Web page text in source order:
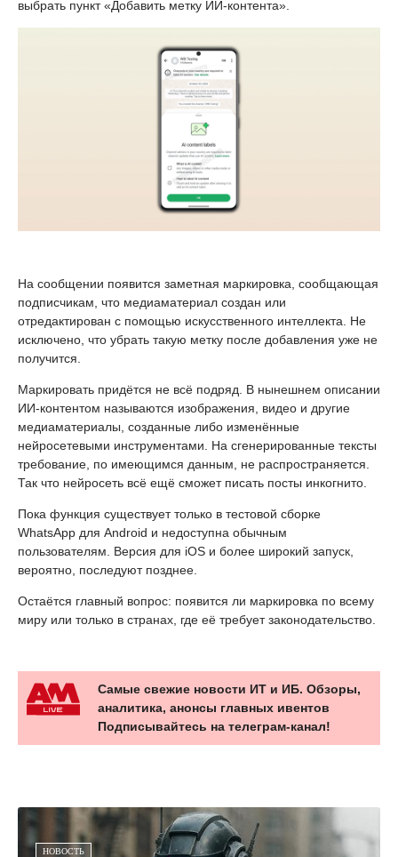
выбрать пункт «Добавить метку ИИ-контента».
На сообщении появится заметная маркировка, сообщающая
подписчикам, что медиаматериал создан или
отредактирован с помощью искусственного интеллекта. Не
исключено, что убрать такую метку после добавления уже не
получится.
Маркировать придётся не всё подряд. В нынешнем описании
ИИ-контентом называются изображения, видео и другие
медиаматериалы, созданные либо изменённые
нейросетевыми инструментами. На сгенерированные тексты
требование, по имеющимся данным, не распространяется.
Так что нейросеть всё ещё сможет писать посты инкогнито.
Пока функция существует только в тестовой сборке
WhatsApp для Android и недоступна обычным
пользователям. Версия для iOS и более широкий запуск,
вероятно, последуют позднее.
Остаётся главный вопрос: появится ли маркировка по всему
миру или только в странах, где её требует законодательство.
Самые свежие новости ИТ и ИБ. Обзоры,
аналитика, анонсы главных ивентов
Подписывайтесь на телеграм-канал!
НОВОСТЬ